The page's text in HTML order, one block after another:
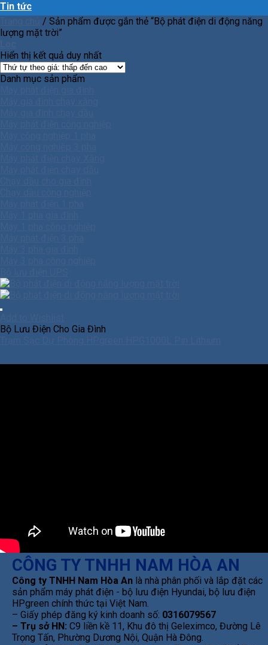
Tin tức
/ Sản phẩm được gắn thẻ “Bộ phát điện di động năng
lượng mặt trời”
Hiển thị kết quả duy nhất
Danh mục sản phẩm
Bộ Lưu Điện Cho Gia Đình
CÔNG TY TNHH NAM HÒA AN
Công ty TNHH Nam Hòa An là nhà phân phối và lắp đặt các
sản phẩm máy phát điện - bộ lưu điện Hyundai, bộ lưu điện
HPgreen chính thức tại Việt Nam.
– Giấy phép đăng ký kinh doanh số: 0316079567
– Trụ sở HN: C9 liền kề 11, Khu đô thị Geleximco, Đường Lê
Trọng Tấn, Phường Dương Nội, Quận Hà Đông.